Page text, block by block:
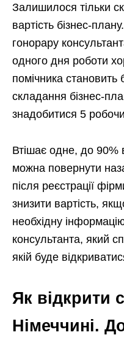
Залишилося тільки
вартість бізнес-
гонорару
одного дня роботи
помічника
складання бізнес-
знадобитися 5
Втішає одне, до 90%
можна повернути
після реєстрації
знизити вартість,
необхідну
консультанта, який
якій буде
Як відкрити
Німеччині.